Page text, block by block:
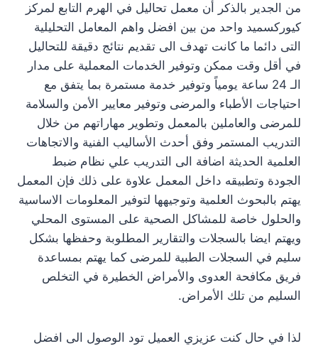
من الجدير بالذكر أن معمل تحاليل في الهرم التابع لمركز
كيوركسميد واحد من بين افضل واهم المعامل التحليلية
التى دائما ما كانت تهدف الى تقديم نتائج دقيقة للتحاليل
في أقل وقت ممكن وتوفير الخدمات المعملية على مدار
الـ 24 ساعة يومياً وتوفير خدمة مستمرة بما يتفق مع
احتياجات الأطباء والمرضى وتوفير معايير الأمن والسلامة
للمرضى والعاملين بالمعمل وتطوير مهاراتهم من خلال
التدريب المستمر وفق أحدث الأساليب الفنية والاتجاهات
العلمية الحديثة اضافة الى التدريب علي نظام ضبط
الجودة وتطبيقه داخل المعمل علاوة على ذلك فإن المعمل
يهتم بالبحوث العلمية وتوجيهها لتوفير المعلومات الاساسية
والحلول خاصة للمشاكل الصحية على المستوى المحلي
ويهتم ايضا بالسجلات والتقارير المطلوبة وحفظها بشكل
سليم في السجلات الطبية للمرضى كما يهتم بمساعدة
فريق مكافحة العدوى والأمراض الخطيرة في التخلص
السليم من تلك الأمراض.
لذا في حال كنت عزيزي العميل تود الوصول الى افضل